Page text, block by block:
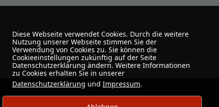
Urban Sketchers Dortmund
Diese Webseite verwendet Cookies. Durch die weitere
Nutzung unserer Webseite stimmen Sie der
Verwendung von Cookies zu. Sie können die
Cookieeinstellungen zukünftig auf der Seite
Datenschutzerklärung ändern. Weitere Informationen
zu Cookies erhalten Sie in unserer
Datenschutzerklärung und Impressum.